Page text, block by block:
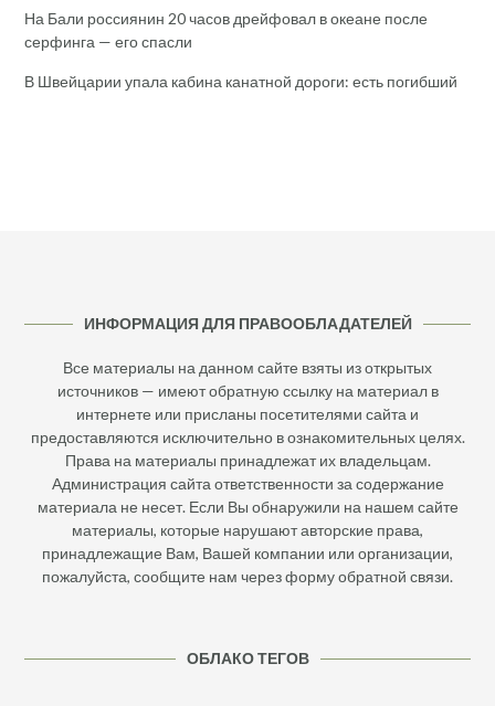
На Бали россиянин 20 часов дрейфовал в океане после
серфинга — его спасли
В Швейцарии упала кабина канатной дороги: есть погибший
ИНФОРМАЦИЯ ДЛЯ ПРАВООБЛАДАТЕЛЕЙ
Все материалы на данном сайте взяты из открытых
источников — имеют обратную ссылку на материал в
интернете или присланы посетителями сайта и
предоставляются исключительно в ознакомительных целях.
Права на материалы принадлежат их владельцам.
Администрация сайта ответственности за содержание
материала не несет. Если Вы обнаружили на нашем сайте
материалы, которые нарушают авторские права,
принадлежащие Вам, Вашей компании или организации,
пожалуйста, сообщите нам через форму обратной связи.
ОБЛАКО ТЕГОВ